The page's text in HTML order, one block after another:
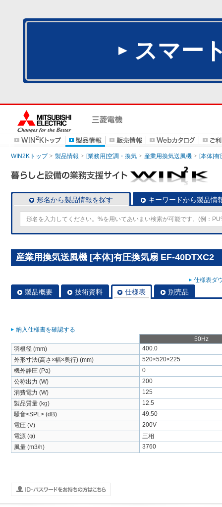
スマー
WIN2Kトップ 製品情報 [業務用]空調・換気 産業用換気送風機 [本体]有
形名から製品情報を探す キーワードから製品情
産業用換気送風機 [本体]有圧換気扇 EF-40DTXC2
仕様表ダ
製品概要 技術資料 仕様表 別売品
納入仕様書を確認する
50Hz
羽根径 (mm)
400.0
外形寸法(高さ×幅×奥行) (mm)
520×520×225
機外静圧 (Pa)
0
公称出力 (W)
200
消費電力 (W)
125
製品質量 (kg)
12.5
騒音<SPL> (dB)
49.50
電圧 (V)
200V
電源 (φ)
三相
風量 (m3/h)
3760